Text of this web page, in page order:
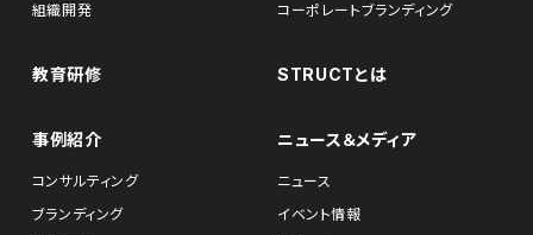
組織開発
コーポレートブランディング
教育研修 STRUCTとは
事例紹介
コンサルティング
ブランディング
ニュース＆メディア
ニュース
イベント情報